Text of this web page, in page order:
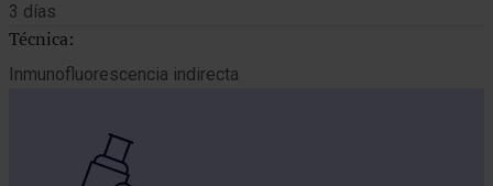
3 días
Técnica:
Inmunofluorescencia indirecta